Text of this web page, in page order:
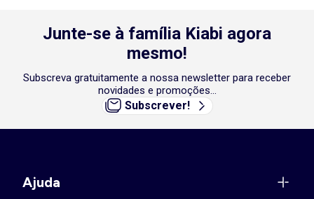
Junte-se à família Kiabi agora
mesmo!
Subscreva gratuitamente a nossa newsletter para receber
novidades e promoções...
Subscrever!
Ajuda